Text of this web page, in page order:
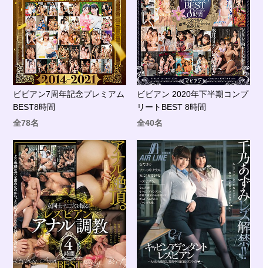
ビビアン7周年記念プレミアム
BEST8時間
全78名
ビビアン 2020年下半期コンプ
リートBEST 8時間
全40名